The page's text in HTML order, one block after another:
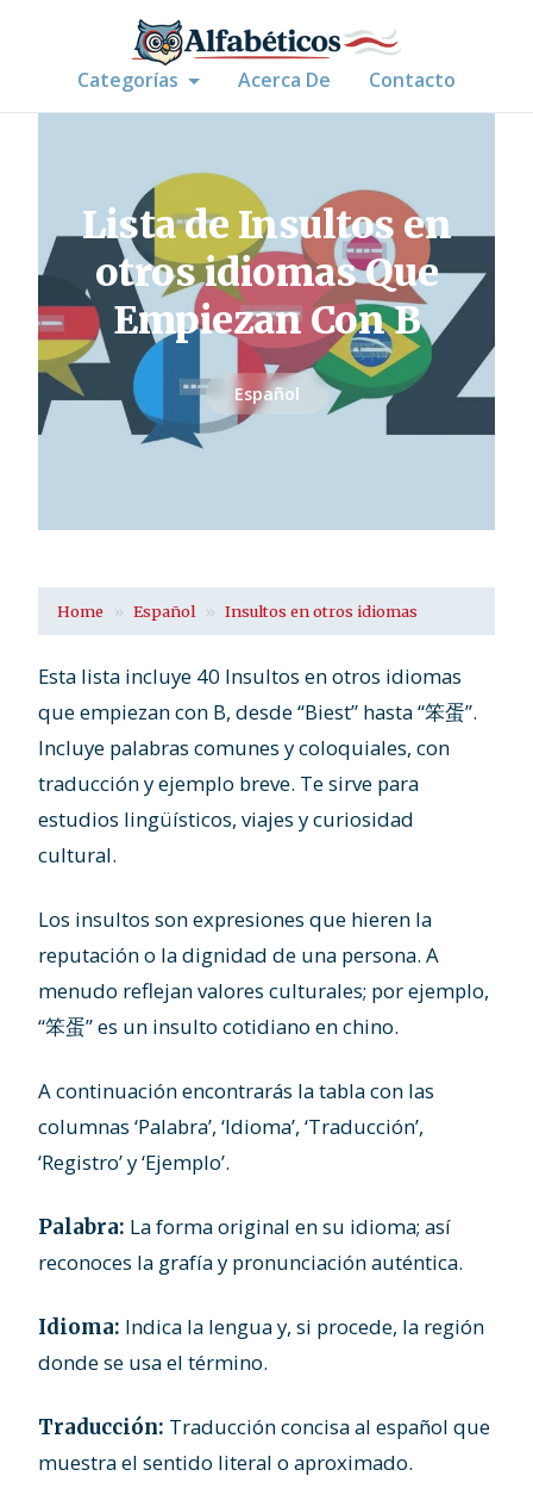
Categorías Acerca De Contacto
Lista de Insultos en
otros idiomas Que
Empiezan Con B
Español
Home Español Insultos en otros idiomas
Esta lista incluye 40 Insultos en otros idiomas
que empiezan con B, desde “Biest” hasta “笨蛋”.
Incluye palabras comunes y coloquiales, con
traducción y ejemplo breve. Te sirve para
estudios lingüísticos, viajes y curiosidad
cultural.
Los insultos son expresiones que hieren la
reputación o la dignidad de una persona. A
menudo reflejan valores culturales; por ejemplo,
“笨蛋” es un insulto cotidiano en chino.
A continuación encontrarás la tabla con las
columnas ‘Palabra’, ‘Idioma’, ‘Traducción’,
‘Registro’ y ‘Ejemplo’.
Palabra: La forma original en su idioma; así
reconoces la grafía y pronunciación auténtica.
Idioma: Indica la lengua y, si procede, la región
donde se usa el término.
Traducción: Traducción concisa al español que
muestra el sentido literal o aproximado.